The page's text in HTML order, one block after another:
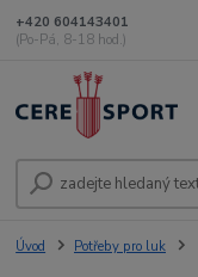
+420 604143401
(Po-Pá, 8-18 hod.)
Úvod Potřeby pro luk